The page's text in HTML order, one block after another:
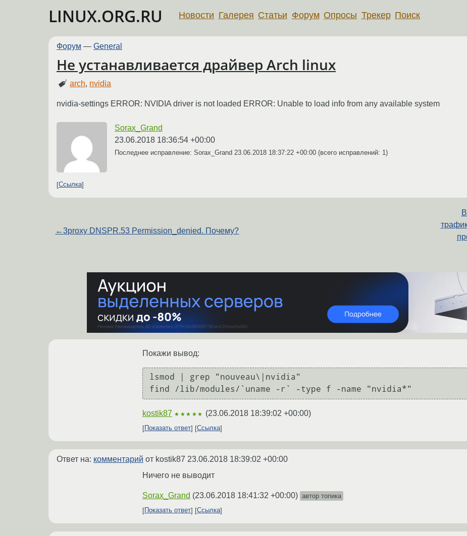
LINUX.ORG.RU Новости Галерея Статьи Форум Опросы Трекер Поиск
Форум — General
Не устанавливается драйвер Arch linux
arch, nvidia
nvidia-settings ERROR: NVIDIA driver is not loaded ERROR: Unable to load info from any available system
Sorax_Grand
23.06.2018 18:36:54 +00:00
Последнее исправление: Sorax_Grand 23.06.2018 18:37:22 +00:00 (всего исправлений: 1)
Ссылка
←3proxy DNSPR.53 Permission_denied. Почему?
Покажи вывод:
lsmod | grep "nouveau\|nvidia"
kostik87 ★★★★★ (23.06.2018 18:39:02 +00:00)
Показать ответ Ссылка
Ответ на: комментарий от kostik87 23.06.2018 18:39:02 +00:00
Ничего не выводит
Sorax_Grand (23.06.2018 18:41:32 +00:00) автор топика
Показать ответ
Ссылка